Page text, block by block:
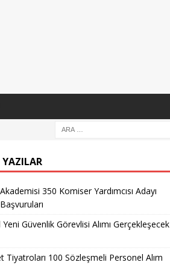
YAZILAR
350 Komiser Yardımcısı Adayı
Başvuruları
Yeni Güvenlik Görevlisi Alımı Gerçekleşecek
Tiyatroları 100 Sözleşmeli Personel Alım